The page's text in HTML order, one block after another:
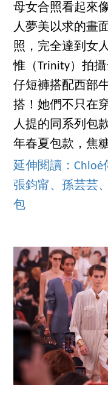
母女合照看起來
人夢美以求的畫
照，完全達到女
惟 （Trinity）拍
仔短褲搭配西部
搭！她們不只在
人提的同系列包
年春夏包款，焦
延伸閱讀：Chloé
張鈞甯、孫芸芸
包